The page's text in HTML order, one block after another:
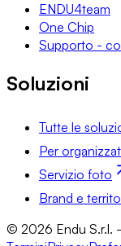
ENDU4team
One Chip
Supporto -
Soluzioni
Tutte le
Per
Servizio foto
Brand e
© 2026 Endu S.r.l.